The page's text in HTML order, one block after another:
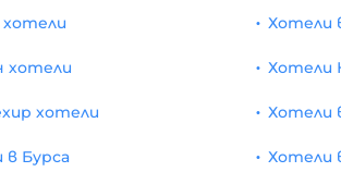
хотели
хотели
хотели
Бурса
Хотели
Хотели
Хотели
Хотели